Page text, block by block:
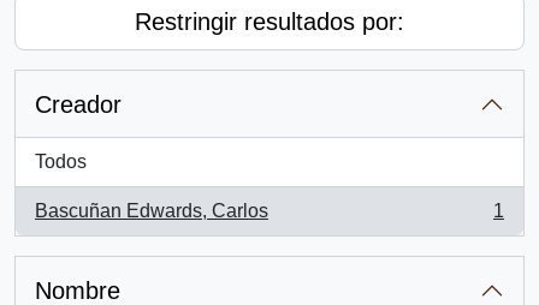
Restringir resultados por:
Creador
Todos
Bascuñan Edwards, Carlos
, 1 resultados
1
Nombre